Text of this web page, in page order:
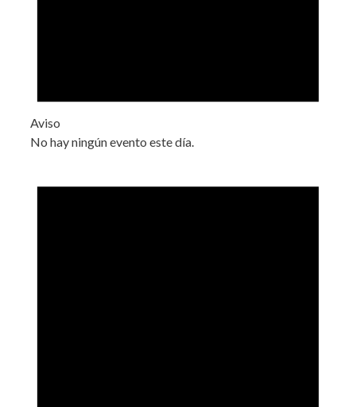
Aviso
No hay ningún evento este día.